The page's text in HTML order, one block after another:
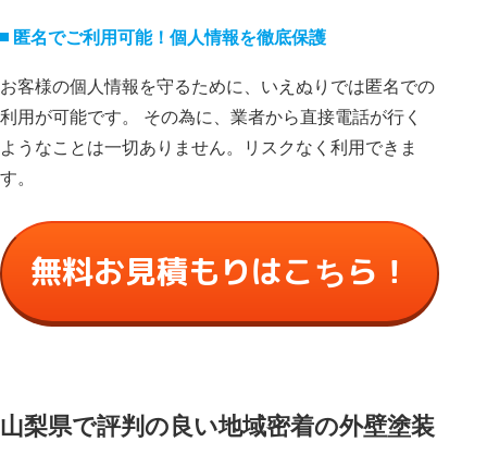
匿名でご利⽤可能！個⼈情報を徹底保護
お客様の個⼈情報を守るために、いえぬりでは匿名での
利⽤が可能です。 その為に、業者から直接電話が⾏く
ようなことは⼀切ありません。リスクなく利⽤できま
す。
無料お見積もりはこちら！
山梨県で評判の良い地域密着の外壁塗装